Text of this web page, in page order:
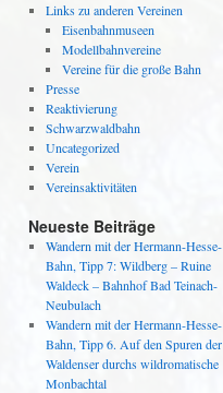
Links zu anderen Vereinen
Eisenbahnmuseen
Modellbahnvereine
Vereine für die große Bahn
Presse
Reaktivierung
Schwarzwaldbahn
Uncategorized
Verein
Vereinsaktivitäten
Neueste Beiträge
Wandern mit der Hermann-Hesse-
Bahn, Tipp 7: Wildberg – Ruine
Waldeck – Bahnhof Bad Teinach-
Neubulach
Wandern mit der Hermann-Hesse-
Bahn, Tipp 6. Auf den Spuren der
Waldenser durchs wildromatische
Monbachtal